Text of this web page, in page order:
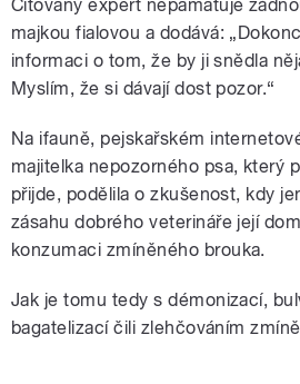
Citovaný expert nepamatuje
majkou fialovou a dodává:
informaci o tom, že by ji snědla
Myslím, že si dávají dost pozor.“
Na ifauně, pejskařském
majitelka nepozorného psa, který
přijde, podělila o zkušenost, kdy
zásahu dobrého veterináře její
konzumaci zmíněného brouka.
Jak je tomu tedy s démonizací,
bagatelizací čili zlehčováním